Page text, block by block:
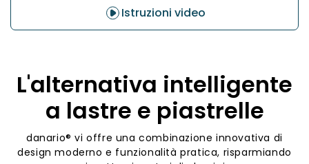
Istruzioni video
L'alternativa intelligente
a lastre e piastrelle
danario® vi offre una combinazione innovativa di
design moderno e funzionalità pratica, risparmiando